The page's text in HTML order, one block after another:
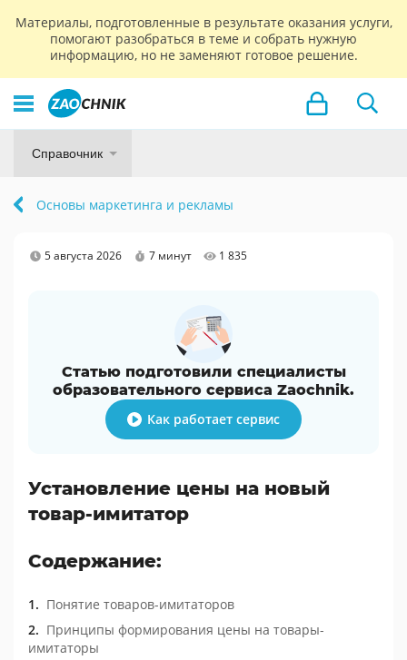
Материалы, подготовленные в результате оказания услуги,
помогают разобраться в теме и собрать нужную
информацию, но не заменяют готовое решение.
Справочник
Основы маркетинга и рекламы
5 августа 2026 7 минут 1 835
Статью подготовили специалисты
образовательного сервиса Zaochnik.
Как работает сервис
Установление цены на новый
товар-имитатор
Содержание:
Понятие товаров-имитаторов
Принципы формирования цены на товары-
имитаторы